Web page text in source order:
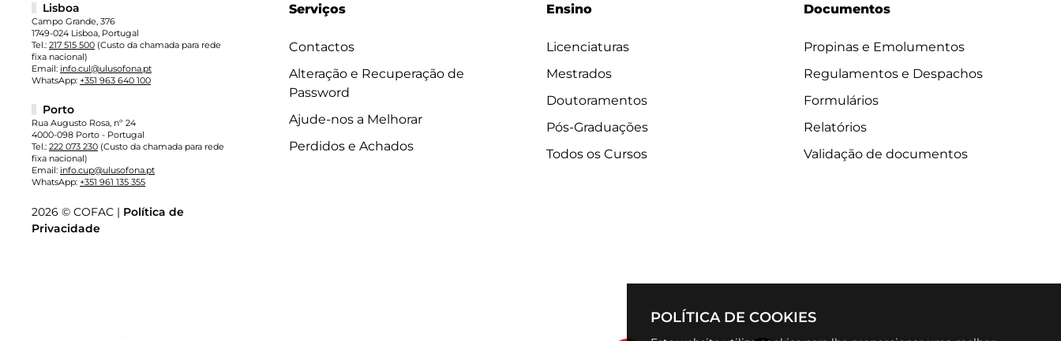
POLÍTICA DE COOKIES
Serviços
Contactos
Alteração e Recuperação de
Password
Ajude-nos a Melhorar
Perdidos e Achados
Ensino
Licenciaturas
Mestrados
Doutoramentos
Pós-Graduações
Todos os Cursos
Documentos
Propinas e Emolumentos
Regulamentos e Despachos
Formulários
Relatórios
Validação de documentos
Lisboa
Campo Grande, 376
1749-024 Lisboa, Portugal
Tel.: 217 515 500 (Custo da chamada para rede
fixa nacional)
Email: info.cul@ulusofona.pt
WhatsApp: +351 963 640 100
Porto
Rua Augusto Rosa, nº 24
4000-098 Porto - Portugal
Tel.: 222 073 230 (Custo da chamada para rede
fixa nacional)
Email: info.cup@ulusofona.pt
WhatsApp: +351 961 135 355
2026 © COFAC | Política de
Privacidade